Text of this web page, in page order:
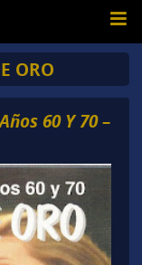
ORO
60 Y 70 –